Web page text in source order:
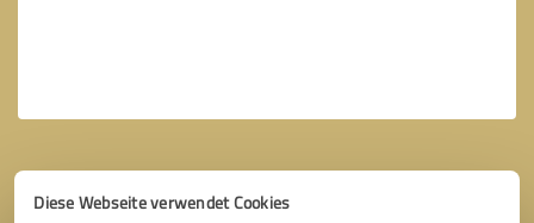
Diese Webseite verwendet Cookies